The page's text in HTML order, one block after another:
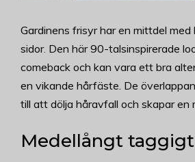
Gardinens frisyr har en mittdel med
sidor. Den här 90-talsinspirerade
comeback och kan vara ett bra
en vikande hårfäste. De
till att dölja håravfall och skapar en
Medellångt